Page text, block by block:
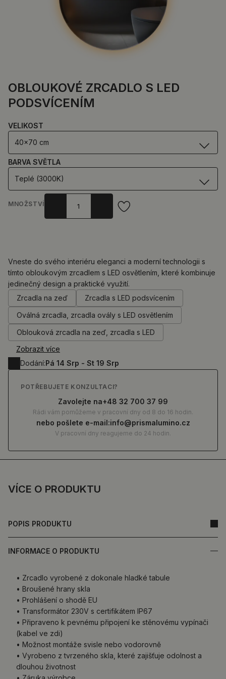
VÍCE O PRODUKTU
POPIS PRODUKTU
INFORMACE O PRODUKTU
• Zrcadlo vyrobené z dokonale hladké tabule
• Broušené hrany skla
• Prohlášení o shodě EU
• Transformátor 230V s certifikátem IP67
• Připraveno k pevnému připojení ke stěnovému vypínači
(kabel ve zdi)
• Možnost montáže svisle nebo vodorovně
• Vyrobeno z tvrzeného skla, které zajišťuje odolnost a
dlouhou životnost
OBLOUKOVÉ ZRCADLO S LED
PODSVÍCENÍM
VELIKOST
40x70 cm
BARVA SVĚTLA
Teplé (3000K)
MNOŽSTVÍ
0.00Kč
Vneste do svého interiéru eleganci a moderní technologii s
tímto obloukovým zrcadlem s LED osvětlením, které kombinuje
jedinečný design a praktické využití.
Zrcadla na zeď
Zrcadla s LED podsvícením
Oválná zrcadla, zrcadla ovály s LED osvětlením
Oblouková zrcadla na zeď, zrcadla s LED
Zobrazit více
Dodání:Pá 14 Srp - St 19 Srp
POTŘEBUJETE KONZULTACI?
Zavolejte na+48 32 700 37 99
Rádi vám pomůžeme v pracovní dny od 8 do 16 hodin.
nebo pošlete e-mail:info@prismalumino.cz
V pracovní dny reagujeme do 24 hodin.